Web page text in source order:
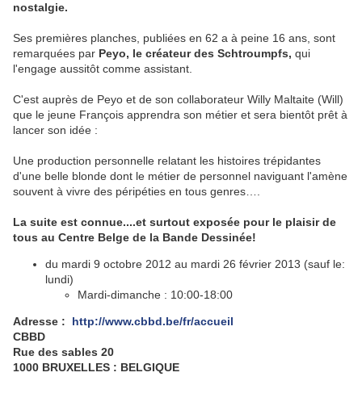
nostalgie.
Ses premières planches, publiées en 62 a à peine 16 ans, sont
remarquées par Peyo, le créateur des Schtroumpfs, qui
l'engage aussitôt comme assistant.
C'est auprès de Peyo et de son collaborateur Willy Maltaite (Will)
que le jeune François apprendra son métier et sera bientôt prêt à
lancer son idée :
Une production personnelle relatant les histoires trépidantes
d'une belle blonde dont le métier de personnel naviguant l'amène
souvent à vivre des péripéties en tous genres….
La suite est connue....et surtout exposée pour le plaisir de
tous au Centre Belge de la Bande Dessinée!
du mardi 9 octobre 2012 au mardi 26 février 2013 (sauf le:
lundi)
Mardi-dimanche : 10:00-18:00
Adresse :
http://www.cbbd.be/fr/accueil
CBBD
Rue des sables 20
1000 BRUXELLES : BELGIQUE